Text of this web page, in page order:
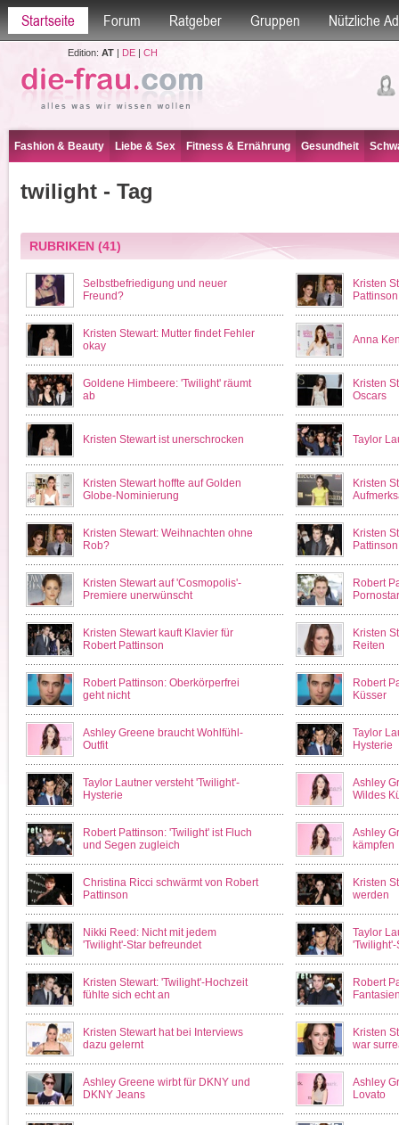
Startseite Forum Ratgeber Gruppen Nützliche
Edition: AT| DE| CH
Fashion & Beauty Liebe & Sex Fitness & Ernährung Gesundheit
twilight - Tag
RUBRIKEN(41)
Selbstbefriedigung und neuer
Freund?
Kristen
Kristen Stewart: Mutter findet Fehler
okay
Anna
Goldene Himbeere: 'Twilight' räumt
ab
Kristen
Oscars
Kristen Stewart ist unerschrocken Taylor
Kristen Stewart hoffte auf Golden
Globe-Nominierung
Kristen
Kristen Stewart: Weihnachten ohne
Rob?
Kristen
Kristen Stewart auf 'Cosmopolis'-
Premiere unerwünscht
Robert
Kristen Stewart kauft Klavier für
Robert Pattinson
Kristen
Reiten
Robert Pattinson: Oberkörperfrei
geht nicht
Robert
Küsser
Ashley Greene braucht Wohlfühl-
Outfit
Taylor
Hysterie
Taylor Lautner versteht 'Twilight'-
Hysterie
Ashley
Wildes
Robert Pattinson: 'Twilight' ist Fluch
und Segen zugleich
Ashley
kämpfen
Christina Ricci schwärmt von Robert
Pattinson
Kristen
werden
Nikki Reed: Nicht mit jedem
'Twilight'-Star befreundet
Taylor
'Twilight'-
Kristen Stewart: 'Twilight'-Hochzeit
fühlte sich echt an
Robert
Kristen Stewart hat bei Interviews
dazu gelernt
Kristen
war
Ashley Greene wirbt für DKNY und
DKNY Jeans
Ashley
Lovato